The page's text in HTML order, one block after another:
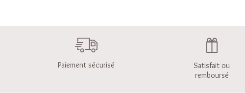
Paiement sécurisé
Satisfait ou
remboursé